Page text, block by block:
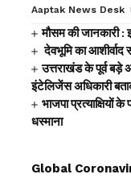
Aaptak News Desk
मौसम की जानकारी
देवभूमि का आशीर्वाद
उत्तराखंड के पूर्व बड़े
इंटेलिजेंस अधिकारी
भाजपा प्रत्याक्षियों
धस्माना
Global